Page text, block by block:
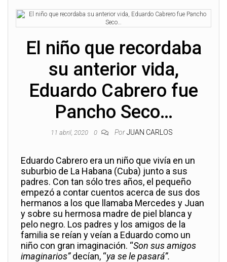
El niño que recordaba
su anterior vida,
Eduardo Cabrero fue
Pancho Seco…
11 abril, 2020 0 Por JUAN CARLOS
Eduardo Cabrero era un niño que vivía en un
suburbio de La Habana (Cuba) junto a sus
padres. Con tan sólo tres años, el pequeño
empezó a contar cuentos acerca de sus dos
hermanos a los que llamaba Mercedes y Juan
y sobre su hermosa madre de piel blanca y
pelo negro. Los padres y los amigos de la
familia se reían y veían a Eduardo como un
niño con gran imaginación. “Son sus amigos
imaginarios”decían, “ya se le pasará”.